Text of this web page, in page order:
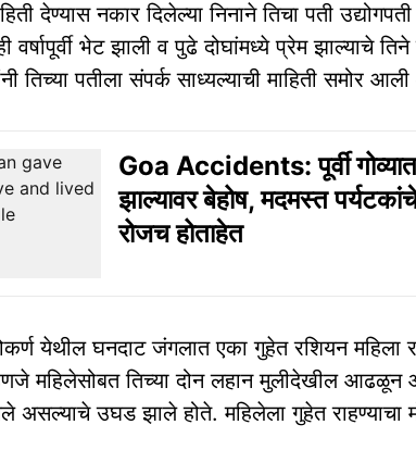
देण्यास नकार दिलेल्या निनाने तिचा पती
वर्षापूर्वी भेट झाली व पुढे दोघांमध्ये प्रेम झाल्याचे
तिच्या पतीला संपर्क साध्यल्याची माहिती समोर
Goa Accidents: पूर्वी
झाल्यावर बेहोष, मदमस्त
रोजच होताहेत
येथील घनदाट जंगलात एका गुहेत रशियन
महिलेसोबत तिच्या दोन लहान मुलीदेखील आढळून
असल्याचे उघड झाले होते. महिलेला गुहेत राहण्याचा